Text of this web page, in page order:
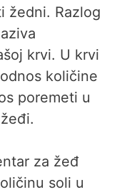
žedni. Razlog
krvi. U krvi
količine
poremeti u
za žeđ
soli u